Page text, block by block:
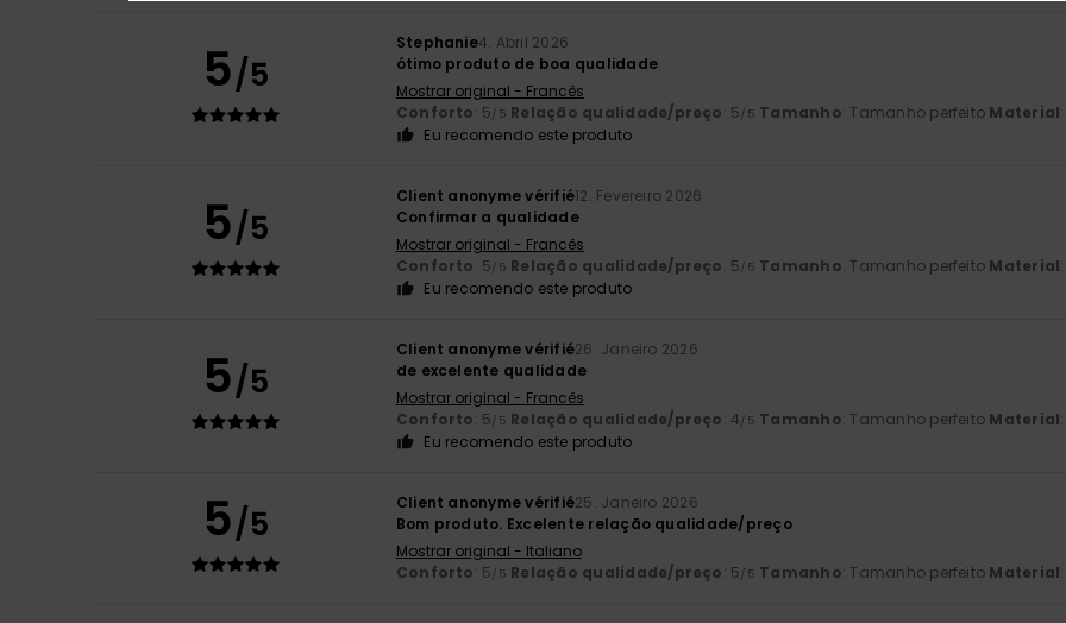
5/5
Stephanie4. Abril 2026
ótimo produto de boa qualidade
Mostrar original - Francês
Conforto: 5/5 Relação qualidade/preço: 5/5 Tamanho: Tamanho perfeito Material
Eu recomendo este produto
5/5
Client anonyme vérifié12. Fevereiro 2026
Confirmar a qualidade
Mostrar original - Francês
Conforto: 5/5 Relação qualidade/preço: 5/5 Tamanho: Tamanho perfeito Material
Eu recomendo este produto
5/5
Client anonyme vérifié26. Janeiro 2026
de excelente qualidade
Mostrar original - Francês
Conforto: 5/5 Relação qualidade/preço: 4/5 Tamanho: Tamanho perfeito Material
Eu recomendo este produto
5/5 Client anonyme vérifié25. Janeiro 2026
Bom produto. Excelente relação qualidade/preço
Mostrar original - Italiano
Conforto: 5/5 Relação qualidade/preço: 5/5 Tamanho: Tamanho perfeito Material